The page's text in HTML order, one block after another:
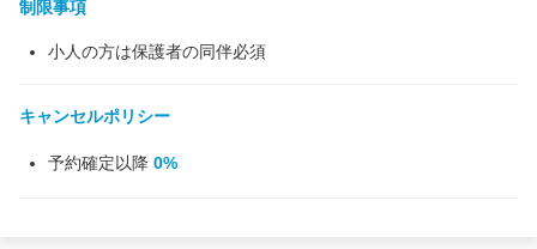
制限事項
小人の方は保護者の同伴必須
キャンセルポリシー
予約確定以降 0%